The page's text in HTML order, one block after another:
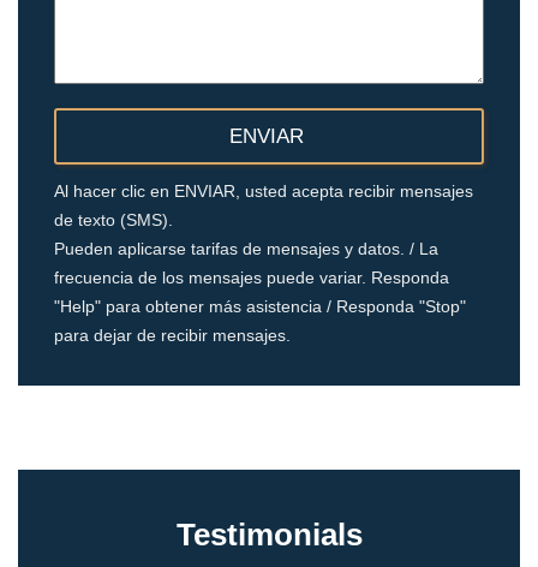
Al hacer clic en ENVIAR, usted acepta recibir mensajes
de texto (SMS).
Pueden aplicarse tarifas de mensajes y datos. / La
frecuencia de los mensajes puede variar. Responda
"Help" para obtener más asistencia / Responda "Stop"
para dejar de recibir mensajes.
Testimonials